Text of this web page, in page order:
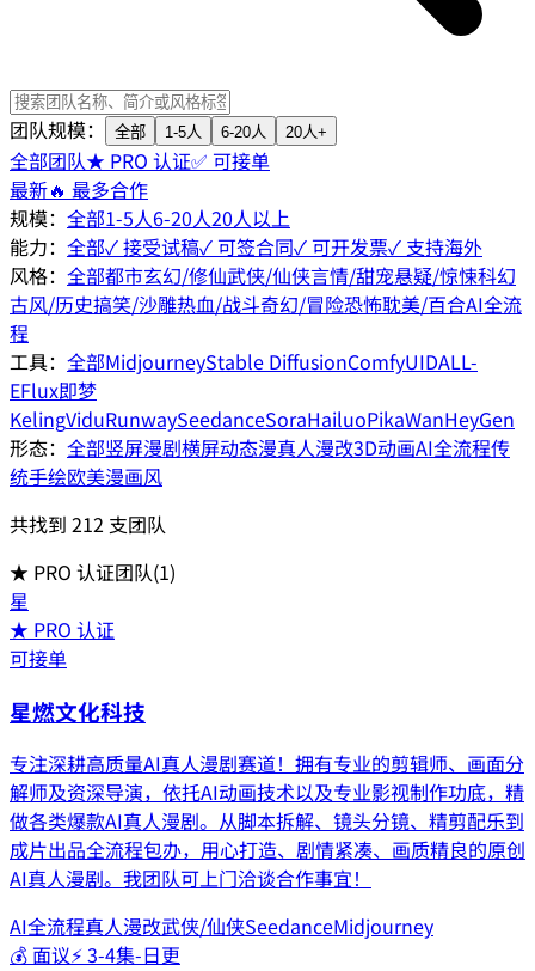
团队规模： 全部 1-5人 6-20人 20人+
全部团队★ PRO 认证✅ 可接单
最新🔥 最多合作
规模： 全部1-5人6-20人20人以上
能力： 全部✓ 接受试稿✓ 可签合同✓ 可开发票✓ 支持海外
风格： 全部都市玄幻/修仙武侠/仙侠言情/甜宠悬疑/惊悚科幻
古风/历史搞笑/沙雕热血/战斗奇幻/冒险恐怖耽美/百合AI全流
程
工具： 全部MidjourneyStable DiffusionComfyUIDALL-
EFlux即梦
KelingViduRunwaySeedanceSoraHailuoPikaWanHeyGen
形态： 全部竖屏漫剧横屏动态漫真人漫改3D动画AI全流程传
统手绘欧美漫画风
共找到 212 支团队
★ PRO 认证团队(1)
星
★ PRO 认证
可接单
星燃文化科技
专注深耕高质量AI真人漫剧赛道！拥有专业的剪辑师、画面分
解师及资深导演，依托AI动画技术以及专业影视制作功底，精
做各类爆款AI真人漫剧。从脚本拆解、镜头分镜、精剪配乐到
成片出品全流程包办，用心打造、剧情紧凑、画质精良的原创
AI真人漫剧。我团队可上门洽谈合作事宜！
AI全流程真人漫改武侠/仙侠SeedanceMidjourney
💰 面议⚡3-4集-日更